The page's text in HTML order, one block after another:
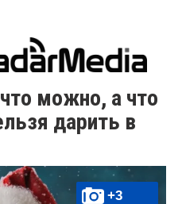
можно, а что
дарить в
+3